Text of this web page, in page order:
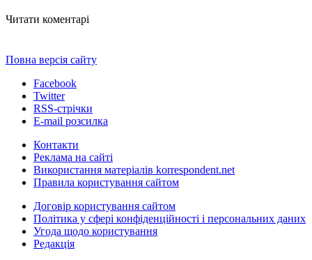
Читати коментарі
Повна версія сайту
Facebook
Twitter
RSS-стрічки
E-mail розсилка
Контакти
Реклама на сайті
Використання матеріалів korrespondent.net
Правила користування сайтом
Договір користування сайтом
Політика у сфері конфіденційності і персональних даних
Угода щодо користування
Редакція